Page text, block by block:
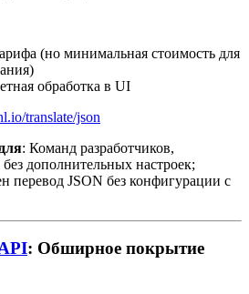
(но минимальная стоимость для
обработка в UI
translate/json
: Команд разработчиков,
дополнительных настроек;
перевод JSON без конфигурации с
: Обширное покрытие